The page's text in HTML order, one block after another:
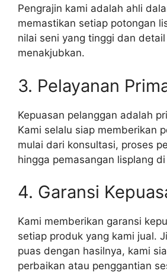
Pengrajin kami adalah ahli
memastikan setiap potongan
nilai seni yang tinggi dan detail
menakjubkan.
3. Pelayanan
Kepuasan pelanggan adalah
Kami selalu siap memberikan
mulai dari konsultasi, proses
hingga pemasangan lisplang
4. Garansi
Kami memberikan garansi
setiap produk yang kami jual.
puas dengan hasilnya, kami
perbaikan atau penggantian